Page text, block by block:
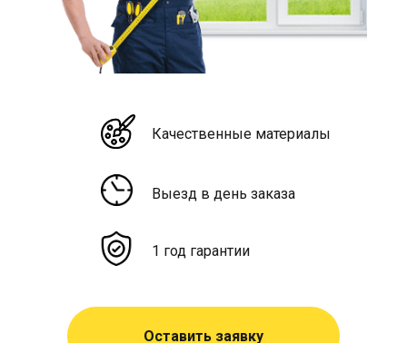
Выезд в день заказа
Качественные материалы
1 год гарантии
Оставить заявку